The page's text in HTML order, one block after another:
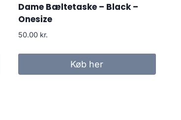
Dame Bæltetaske – Black –
Onesize
50.00 kr.
Køb her